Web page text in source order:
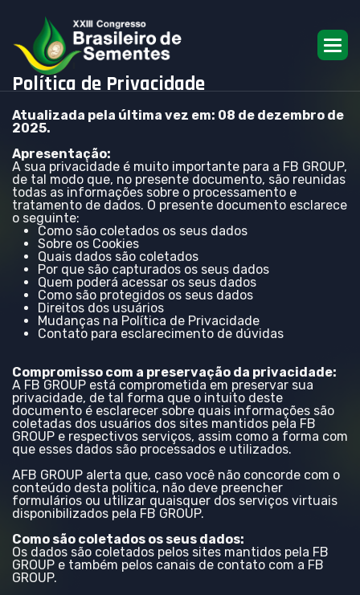
Política de Privacidade
Atualizada pela última vez em: 08 de dezembro de
2025.
Apresentação:
A sua privacidade é muito importante para a FB GROUP,
de tal modo que, no presente documento, são reunidas
todas as informações sobre o processamento e
tratamento de dados. O presente documento esclarece
o seguinte:
Como são coletados os seus dados
Sobre os Cookies
Quais dados são coletados
Por que são capturados os seus dados
Quem poderá acessar os seus dados
Como são protegidos os seus dados
Direitos dos usuários
Mudanças na Política de Privacidade
Contato para esclarecimento de dúvidas
Compromisso com a preservação da privacidade:
A FB GROUP está comprometida em preservar sua
privacidade, de tal forma que o intuito deste
documento é esclarecer sobre quais informações são
coletadas dos usuários dos sites mantidos pela FB
GROUP e respectivos serviços, assim como a forma com
que esses dados são processados e utilizados.
AFB GROUP alerta que, caso você não concorde com o
conteúdo desta política, não deve preencher
formulários ou utilizar quaisquer dos serviços virtuais
disponibilizados pela FB GROUP.
Como são coletados os seus dados:
Os dados são coletados pelos sites mantidos pela FB
GROUP e também pelos canais de contato com a FB
GROUP.